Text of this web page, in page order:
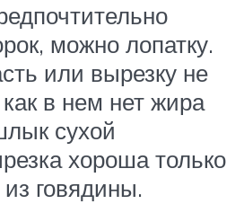
можно лопатку.
или вырезку не
в нем нет жира
сухой
хороша только
говядины.